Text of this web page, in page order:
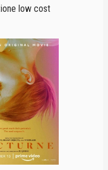
low cost